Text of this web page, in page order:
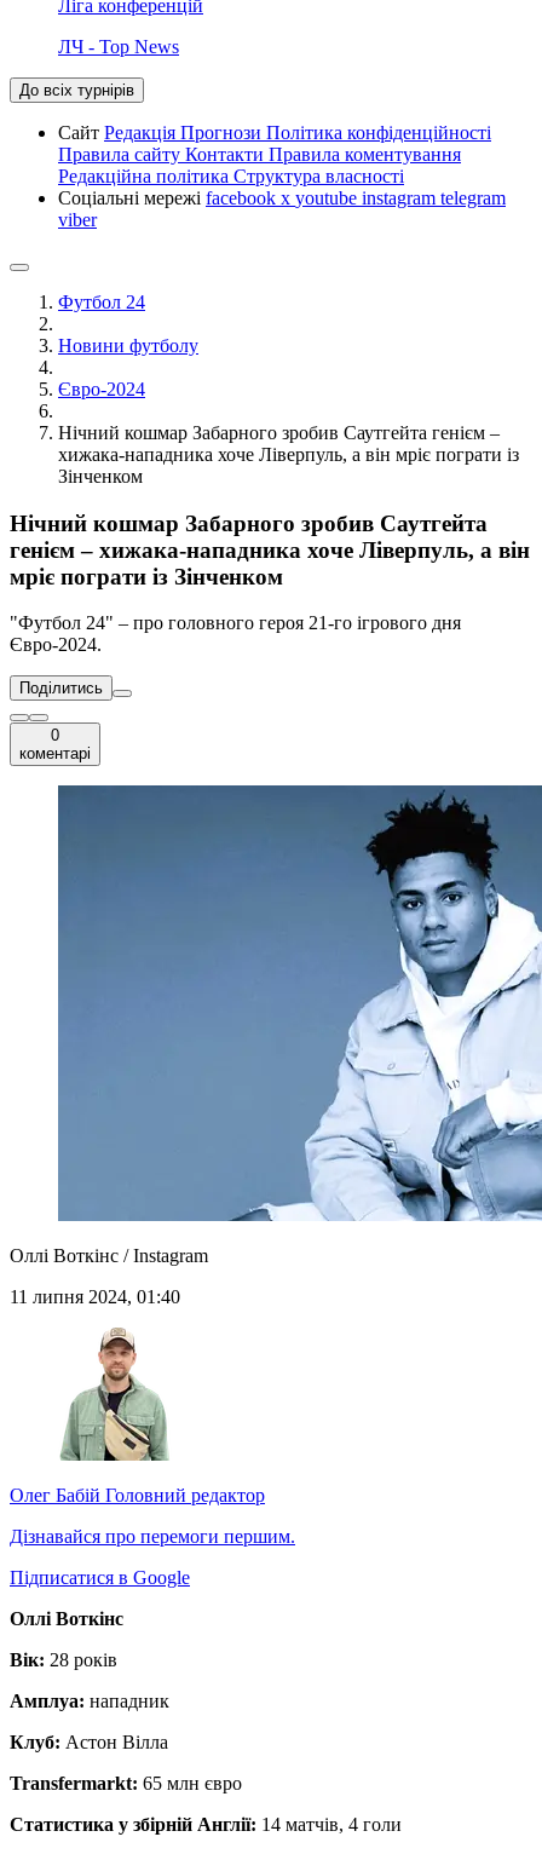
Ліга конференцій
ЛЧ - Top News
До всіх турнірів
Сайт Редакція Прогнози Політика конфіденційності
Правила сайту Контакти Правила коментування
Редакційна політика Структура власності
Соціальні мережі facebook x youtube instagram telegram
viber
Футбол 24
Новини футболу
Євро-2024
Нічний кошмар Забарного зробив Саутгейта генієм –
хижака-нападника хоче Ліверпуль, а він мріє пограти із
Зінченком
Нічний кошмар Забарного зробив Саутгейта
генієм – хижака-нападника хоче Ліверпуль, а він
мріє пограти із Зінченком
"Футбол 24" – про головного героя 21-го ігрового дня
Євро-2024.
Поділитись
0
коментарі
Оллі Воткінс / Instagram
11 липня 2024, 01:40
Олег Бабій Головний редактор
Дізнавайся про перемоги першим.
Підписатися в Google
Оллі Воткінс
Вік: 28 років
Амплуа: нападник
Клуб: Астон Вілла
Transfermarkt: 65 млн євро
Статистика у збірній Англії: 14 матчів, 4 голи